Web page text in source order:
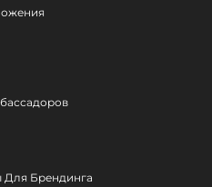
Для Брендинга